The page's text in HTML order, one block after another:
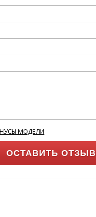
МОДЕЛИ
ОСТАВИТЬ ОТЗЫВ